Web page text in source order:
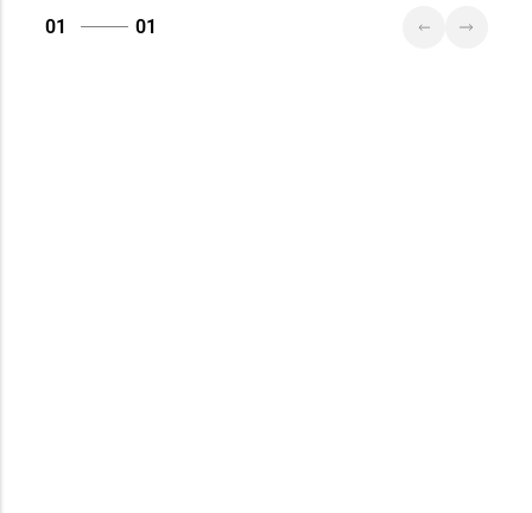
01 01